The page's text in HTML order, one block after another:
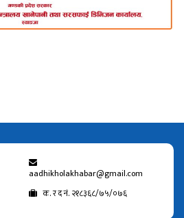
aadhikholakhabar@gmail.com
क. र द नं. २१८३६८/७५/०७६